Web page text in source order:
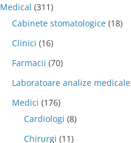
Medical (311)
Cabinete stomatologice (18)
Clinici (16)
Farmacii (70)
Laboratoare analize medicale
Medici (176)
Cardiologi (8)
Chirurgi (11)